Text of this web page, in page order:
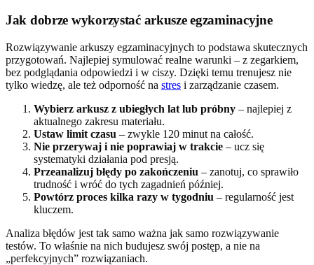
Jak dobrze wykorzystać arkusze egzaminacyjne
Rozwiązywanie arkuszy egzaminacyjnych to podstawa skutecznych
przygotowań. Najlepiej symulować realne warunki – z zegarkiem,
bez podglądania odpowiedzi i w ciszy. Dzięki temu trenujesz nie
tylko wiedzę, ale też odporność na stres i zarządzanie czasem.
Wybierz arkusz z ubiegłych lat lub próbny – najlepiej z
aktualnego zakresu materiału.
Ustaw limit czasu – zwykle 120 minut na całość.
Nie przerywaj i nie poprawiaj w trakcie – ucz się
systematyki działania pod presją.
Przeanalizuj błędy po zakończeniu – zanotuj, co sprawiło
trudność i wróć do tych zagadnień później.
Powtórz proces kilka razy w tygodniu – regularność jest
kluczem.
Analiza błędów jest tak samo ważna jak samo rozwiązywanie
testów. To właśnie na nich budujesz swój postęp, a nie na
„perfekcyjnych” rozwiązaniach.